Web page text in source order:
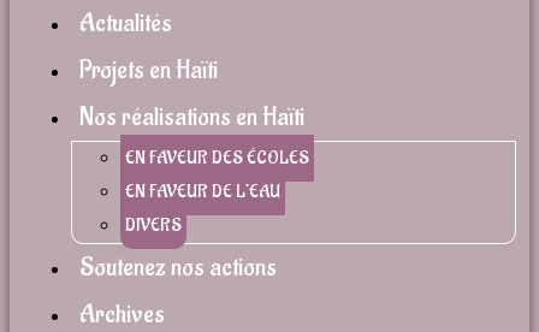
Actualités
Projets en Haïti
Nos réalisations en Haïti
EN FAVEUR DES ÉCOLES
EN FAVEUR DE L’EAU
DIVERS
Soutenez nos actions
Archives